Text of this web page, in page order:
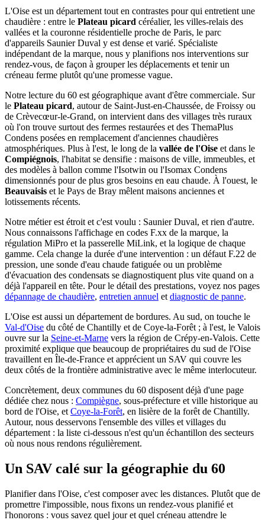
L'Oise est un département tout en contrastes pour qui entretient une
chaudière : entre le Plateau picard céréalier, les villes-relais des
vallées et la couronne résidentielle proche de Paris, le parc
d'appareils Saunier Duval y est dense et varié. Spécialiste
indépendant de la marque, nous y planifions nos interventions sur
rendez-vous, de façon à grouper les déplacements et tenir un
créneau ferme plutôt qu'une promesse vague.
Notre lecture du 60 est géographique avant d'être commerciale. Sur
le Plateau picard, autour de Saint-Just-en-Chaussée, de Froissy ou
de Crèvecœur-le-Grand, on intervient dans des villages très ruraux
où l'on trouve surtout des fermes restaurées et des ThemaPlus
Condens posées en remplacement d'anciennes chaudières
atmosphériques. Plus à l'est, le long de la vallée de l'Oise et dans le
Compiégnois, l'habitat se densifie : maisons de ville, immeubles, et
des modèles à ballon comme l'Isotwin ou l'Isomax Condens
dimensionnés pour de plus gros besoins en eau chaude. À l'ouest, le
Beauvaisis et le Pays de Bray mêlent maisons anciennes et
lotissements récents.
Notre métier est étroit et c'est voulu : Saunier Duval, et rien d'autre.
Nous connaissons l'affichage en codes F.xx de la marque, la
régulation MiPro et la passerelle MiLink, et la logique de chaque
gamme. Cela change la durée d'une intervention : un défaut F.22 de
pression, une sonde d'eau chaude fatiguée ou un problème
d'évacuation des condensats se diagnostiquent plus vite quand on a
déjà l'appareil en tête. Pour le détail des prestations, voyez nos pages
dépannage de chaudière, entretien annuel et diagnostic de panne.
L'Oise est aussi un département de bordures. Au sud, on touche le
Val-d'Oise du côté de Chantilly et de Coye-la-Forêt ; à l'est, le Valois
ouvre sur la Seine-et-Marne vers la région de Crépy-en-Valois. Cette
proximité explique que beaucoup de propriétaires du sud de l'Oise
travaillent en Île-de-France et apprécient un SAV qui couvre les
deux côtés de la frontière administrative avec le même interlocuteur.
Concrètement, deux communes du 60 disposent déjà d'une page
dédiée chez nous : Compiègne, sous-préfecture et ville historique au
bord de l'Oise, et Coye-la-Forêt, en lisière de la forêt de Chantilly.
Autour, nous desservons l'ensemble des villes et villages du
département : la liste ci-dessous n'est qu'un échantillon des secteurs
où nous nous rendons régulièrement.
Un SAV calé sur la géographie du 60
Planifier dans l'Oise, c'est composer avec les distances. Plutôt que de
promettre l'impossible, nous fixons un rendez-vous planifié et
l'honorons : vous savez quel jour et quel créneau attendre le